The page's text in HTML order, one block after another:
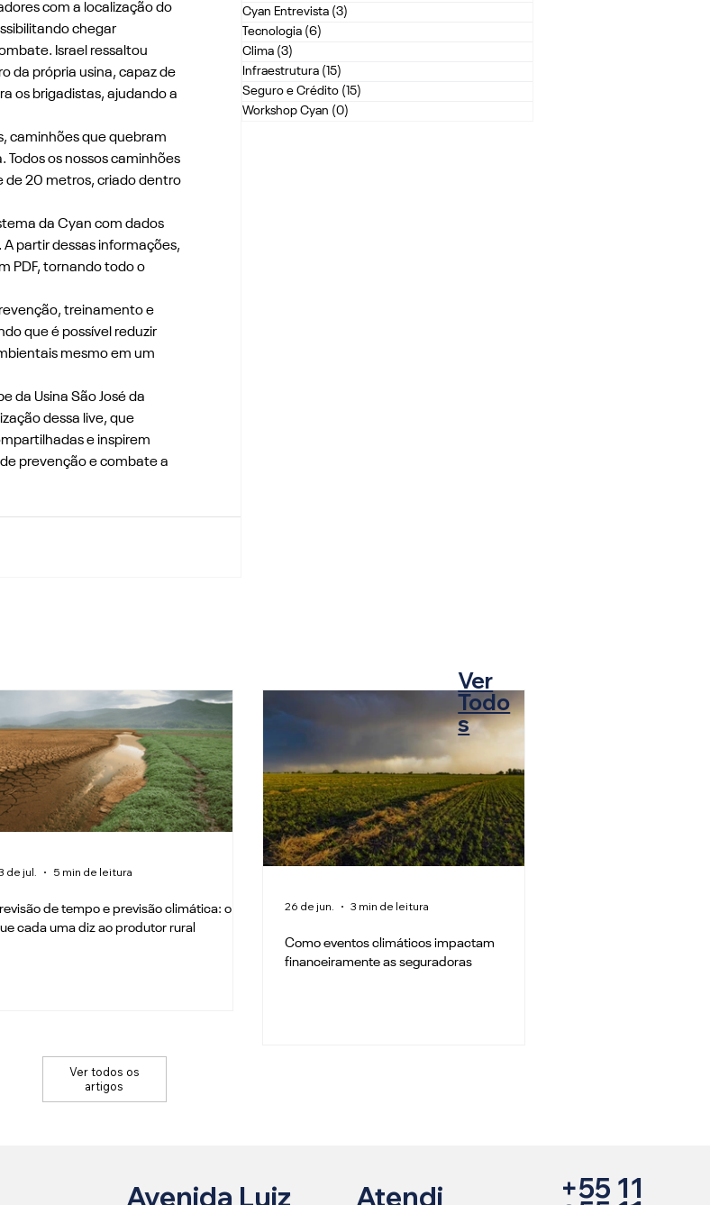
com a localização do
chegar
Israel ressaltou
da própria usina, capaz de
os brigadistas, ajudando a
caminhões que quebram
os nossos caminhões
de 20 metros, criado dentro
da Cyan com dados
partir dessas informações,
PDF, tornando todo o
treinamento e
que é possível reduzir
mesmo em um
da Usina São José da
dessa live, que
e inspirem
prevenção e combate a
Cyan Entrevista (3)
Tecnologia (6)
Clima (3)
Infraestrutura (15)
Seguro e Crédito (15)
Workshop Cyan (0)
de tempo e previsão climática: o
cada uma diz ao produtor rural
de jul. 5 min de leitura
Como eventos climáticos impactam
financeiramente as seguradoras
26 de jun. 3 min de leitura
Ver
Todo
s
Ver todos os
artigos
Avenida Luiz Atendi +55 11